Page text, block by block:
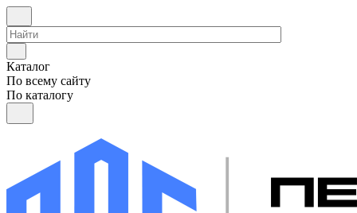
Каталог
По всему сайту
По каталогу